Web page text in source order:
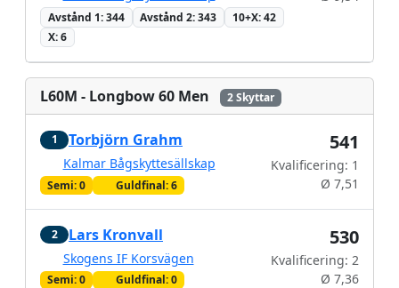
Avstånd 1: 344 Avstånd 2: 343
10+X: 42
X: 6
L60M - Longbow 60 Men 2 Skyttar
1 Torbjörn Grahm
Kalmar Bågskyttesällskap
Semi: 0 Guldfinal: 6
541
Kvalificering: 1
Ø 7,51
2 Lars Kronvall
Skogens IF Korsvägen
Semi: 0 Guldfinal: 0
530
Kvalificering: 2
Ø 7,36